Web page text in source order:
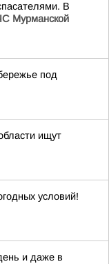
В
Мурманской
под
ищут
условий!
и даже в